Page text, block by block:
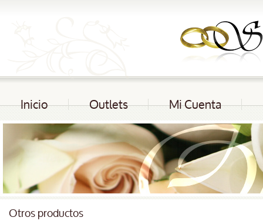
Inicio Outlets Mi Cuenta
Otros productos